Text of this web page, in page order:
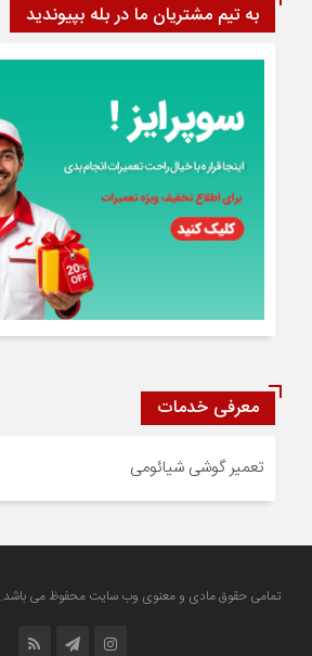
به تیم مشتریان ما در بله بپیوندید
معرفی خدمات
تعمیر گوشی شیائومی
تمامی حقوق مادی و معنوی وب سایت محفوظ می باشد.